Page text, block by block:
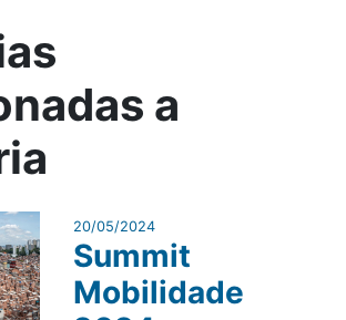
a
20/05/2024
Summit
Mobilidade